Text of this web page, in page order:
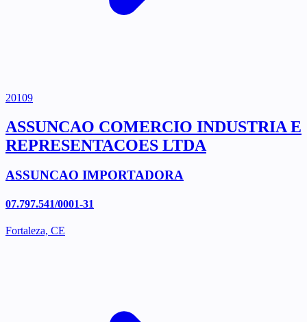
20109
ASSUNCAO COMERCIO INDUSTRIA E
REPRESENTACOES LTDA
ASSUNCAO IMPORTADORA
07.797.541/0001-31
Fortaleza, CE